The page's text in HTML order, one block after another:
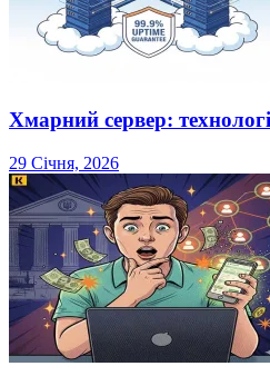
Хмарний сервер:
29 Січня, 2026